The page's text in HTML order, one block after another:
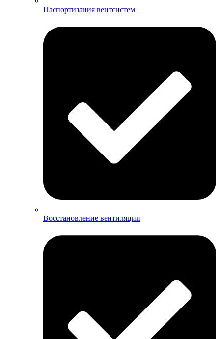
Паспортизация вентсистем
Восстановление вентиляции